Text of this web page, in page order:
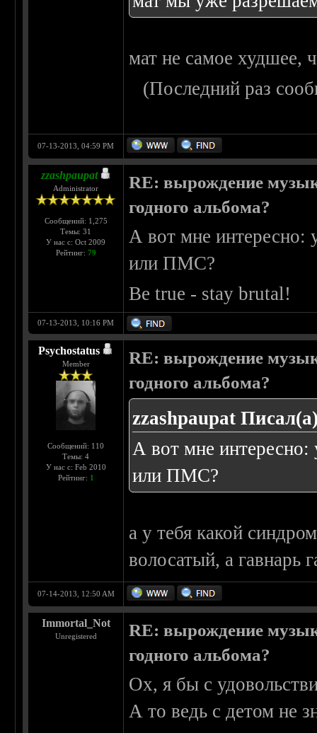
мат не самое худшее,
(Последний раз
07-13-2013, 04:59 PM
zzashpaupat
Administrator
Сообщений: 1,275
Темы: 31
У нас с: Oct 2009
Рейтинг: 79
RE: вырождение
годного альбома?
А вот мне интересно:
или ПМС?
Be true - stay brutal!
07-13-2013, 10:16 PM
Psychostatus
Member
Сообщений: 110
Темы: 4
У нас с: Feb 2010
Рейтинг: 1
RE: вырождение
годного альбома?
zzashpaupat
А вот мне интересно:
или ПМС?
а у тебя какой
волосатый, а гавнарь
07-14-2013, 12:50 AM
Immortal_Not
Unregistered
RE: вырождение
годного альбома?
Ох, я бы с
А то ведь с детом не